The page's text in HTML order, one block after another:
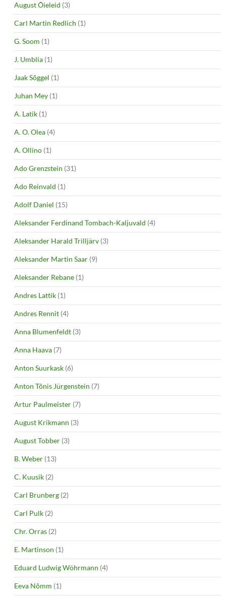
August Õieleid (3)
Carl Martin Redlich (1)
G. Soom (1)
J. Umblia (1)
Jaak Sõggel (1)
Juhan Mey (1)
A. Latik (1)
A. O. Olea (4)
A. Ollino (1)
Ado Grenzstein (31)
Ado Reinvald (1)
Adolf Daniel (15)
Aleksander Ferdinand Tombach-Kaljuvald (4)
Aleksander Harald Trilljärv (3)
Aleksander Martin Saar (9)
Aleksander Rebane (1)
Andres Lattik (1)
Andres Rennit (4)
Anna Blumenfeldt (3)
Anna Haava (7)
Anton Suurkask (6)
Anton Tõnis Jürgenstein (7)
Artur Paulmeister (7)
August Krikmann (3)
August Tobber (3)
B. Weber (13)
C. Kuusik (2)
Carl Brunberg (2)
Carl Pulk (2)
Chr. Orras (2)
E. Martinson (1)
Eduard Ludwig Wöhrmann (4)
Eeva Nõmm (1)